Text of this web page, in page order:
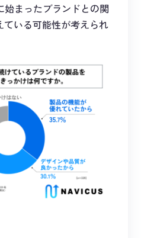
まったブランドとの関
いる可能性が考えられ